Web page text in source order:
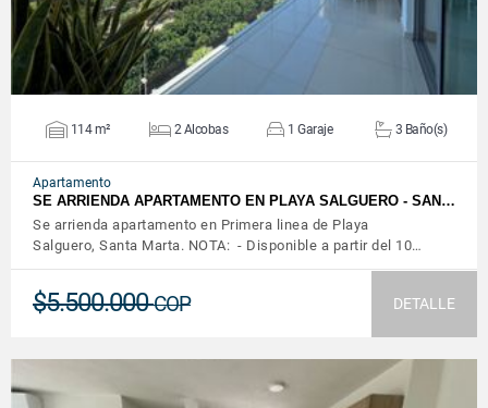
114 m² 2 Alcobas 1 Garaje 3 Baño(s)
Apartamento
SE ARRIENDA APARTAMENTO EN PLAYA SALGUERO - SAN…
Se arrienda apartamento en Primera linea de Playa
Salguero, Santa Marta. NOTA: - Disponible a partir del 10…
$5.500.000COP DETALLE